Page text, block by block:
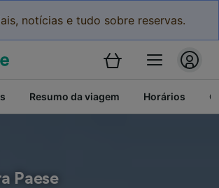
notícias e tudo sobre reservas.
Resumo da viagem Horários
Paese